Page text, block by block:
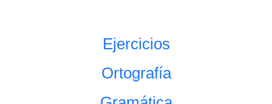
Ejercicios
Ortografía